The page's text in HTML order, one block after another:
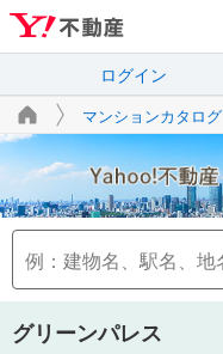
ログイン
マンションカタログ
グリーンパレス